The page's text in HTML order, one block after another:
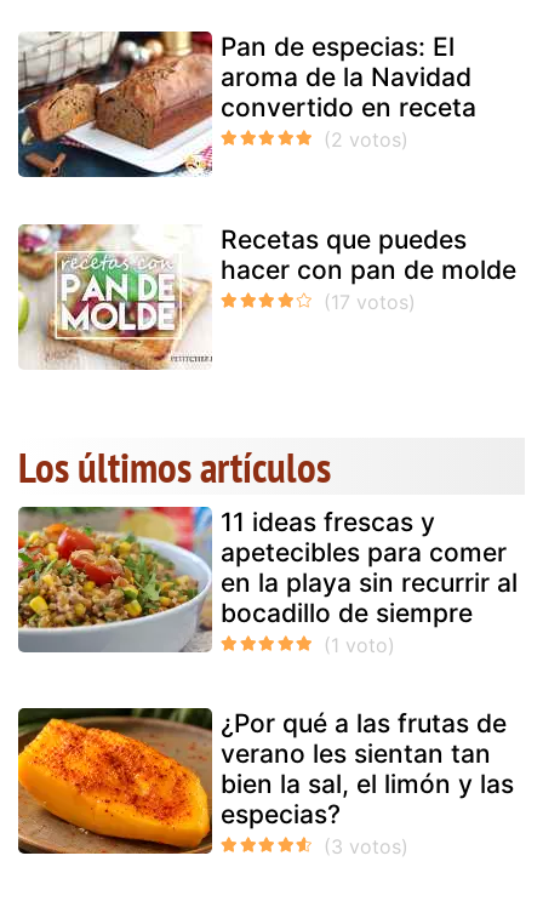
Pan de especias: El
aroma de la Navidad
convertido en receta
Recetas que puedes
hacer con pan de molde
Los últimos artículos
11 ideas frescas y
apetecibles para comer
en la playa sin recurrir al
bocadillo de siempre
¿Por qué a las frutas de
verano les sientan tan
bien la sal, el limón y las
especias?